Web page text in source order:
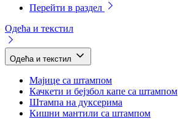
Перейти в раздел
Одећа и текстил
Одећа и текстил
Мајице са штампом
Качкети и бејзбол капе са штампом
Штампа на дуксерима
Кишни мантили са штампом